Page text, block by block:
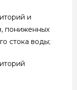
и
пониженных
стока воды;